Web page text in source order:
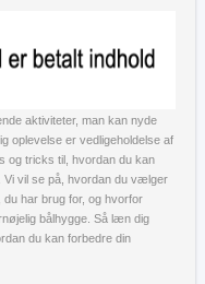
aktiviteter, man kan nyde
oplevelse er vedligeholdelse af
og tricks til, hvordan du kan
Vi vil se på, hvordan du vælger
har brug for, og hvorfor
bålhygge. Så læn dig
du kan forbedre din